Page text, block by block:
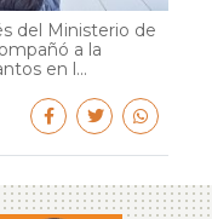
del Ministerio de
a la
en l...